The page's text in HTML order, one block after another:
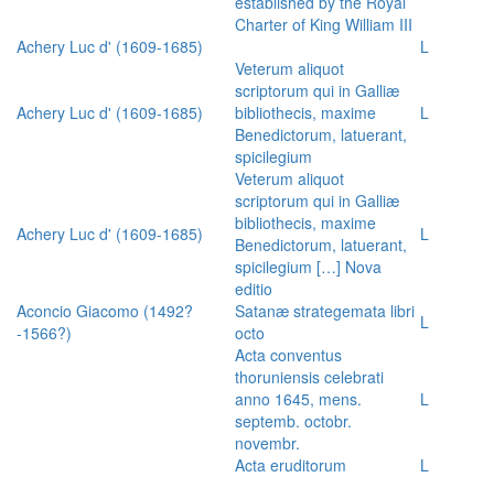
Charter of King William III
Achery Luc d' (1609-1685) L
Achery Luc d' (1609-1685)
Veterum aliquot
scriptorum qui in Galliæ
bibliothecis, maxime
Benedictorum, latuerant,
spicilegium
L
Achery Luc d' (1609-1685)
Veterum aliquot
scriptorum qui in Galliæ
bibliothecis, maxime
Benedictorum, latuerant,
spicilegium […] Nova
editio
L
Aconcio Giacomo (1492?
-1566?)
Satanæ strategemata libri
octo
L
Acta conventus
thoruniensis celebrati
anno 1645, mens.
septemb. octobr.
novembr.
L
Acta eruditorum
L